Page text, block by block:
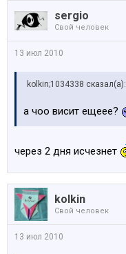
sergio
Свой человек
13 июл 2010
kolkin;1034338 сказал(а):
а чоо висит ещеее?
через 2 дня исчезнет
kolkin
Свой человек
13 июл 2010